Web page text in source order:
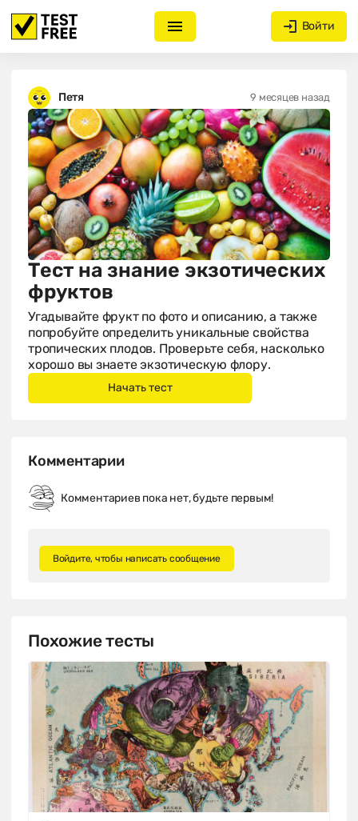
Войти
Петя 9 месяцев назад
Тест на знание экзотических
фруктов
Угадывайте фрукт по фото и описанию, а также
попробуйте определить уникальные свойства
тропических плодов. Проверьте себя, насколько
хорошо вы знаете экзотическую флору.
Комментарии
Комментариев пока нет, будьте первым!
Войдите, чтобы написать сообщение
Похожие тесты